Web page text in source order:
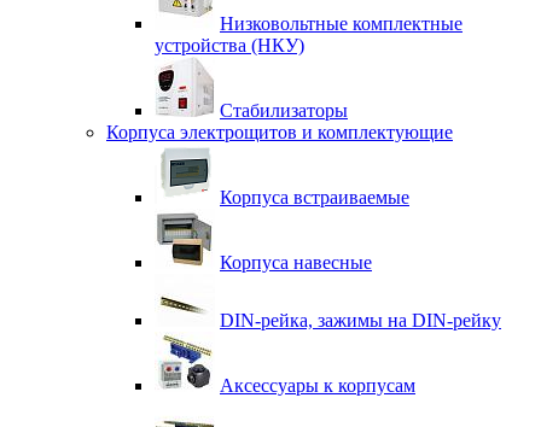
Низковольтные комплектные
устройства (НКУ)
Стабилизаторы
Корпуса электрощитов и комплектующие
Корпуса встраиваемые
Корпуса навесные
DIN-рейка, зажимы на DIN-рейку
Аксессуары к корпусам